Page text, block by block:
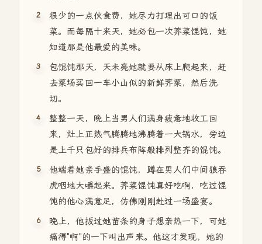
很少的一点伙食费，她尽力打理出可口的饭
菜。而每隔十来天，她必包一次荠菜馄饨，她
知道那是他最爱的美味。
包馄饨那天，天未亮她就要从床上爬起来，赶
去菜场买回一车小山似的新鲜荠菜，然后洗
切。
整整一天，晚上当男人们满身疲惫地收工回
来，灶上正热气腾腾地沸腾着一大锅水，旁边
是上千只包好的排兵布阵般排列整齐的馄饨。
他端着她亲手盛的馄饨，蹲在男人们中间狼吞
虎咽地大嚼起来。荠菜馄饨真好吃啊，吃过馄
饨的他心满意足，仿佛刚刚赴过一场盛宴。
晚上，他扳过她苗条的身子想亲热一下，可她
痛得"啊"的一下叫出声来。他这才发现，她的